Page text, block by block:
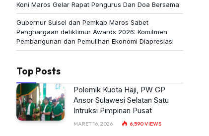
Koni Maros Gelar Rapat Pengurus Dan Doa Bersama
Gubernur Sulsel dan Pemkab Maros Sabet
Penghargaan detiktimur Awards 2026: Komitmen
Pembangunan dan Pemulihan Ekonomi Diapresiasi
Top Posts
Polemik Kuota Haji, PW GP
Ansor Sulawesi Selatan Satu
Intruksi Pimpinan Pusat
MARET 16, 2026 6,590VIEWS